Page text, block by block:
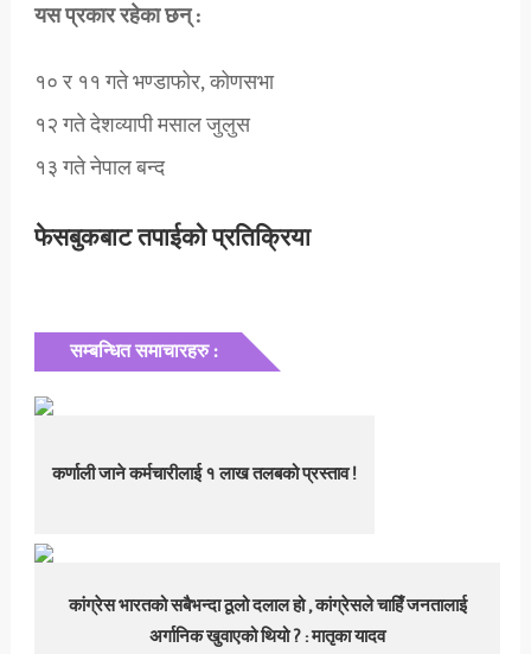
यस प्रकार रहेका छन् :
१० र ११ गते भण्डाफोर, कोणसभा
१२ गते देशव्यापी मसाल जुलुस
१३ गते नेपाल बन्द
फेसबुकबाट तपाईको प्रतिक्रिया
सम्बन्धित समाचारहरु :
कर्णाली जाने कर्मचारीलाई १ लाख तलबको प्रस्ताव !
कांग्रेस भारतको सबैभन्दा ठूलो दलाल हो , कांग्रेसले चाहिँ जनतालाई
अर्गानिक खुवाएको थियो ? : मातृका यादव